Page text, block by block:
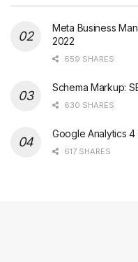
Meta Business
2022
659 SHARES
Schema Markup:
630 SHARES
Google Analytics 4
617 SHARES